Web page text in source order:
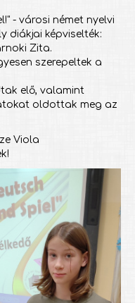
- városi német nyelvi
diákjai képviselték:
Zita.
szerepeltek a
elő, valamint
oldottak meg az
Viola